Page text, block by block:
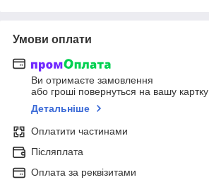
Умови оплати
Ви отримаєте замовлення
або гроші повернуться на вашу картку
Детальніше
Оплатити частинами
Післяплата
Оплата за реквізитами